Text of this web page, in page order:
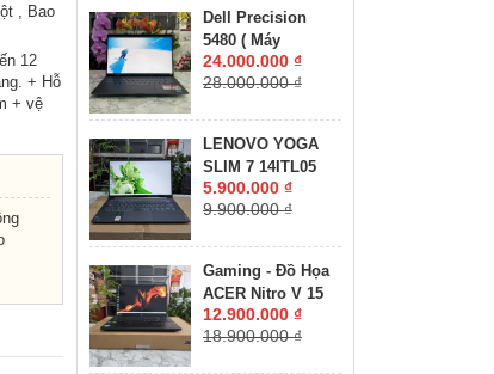
RTX 3070 Ti 8GB
GDDR6 MÀN HÌNH
: 16.0'' Inch
Dell Precision
5480 ( Máy
LikeNew-CHUYÊN
ĐỒ HỌA GIÁ RẺ
512GB RTX A1000
6GB MÀN HÌNH :
14″ FHD IPS 60Hz
24.000.000 ₫
28.000.000 ₫
LENOVO YOGA
SLIM 7 14ITL05
RAM 8GB SSD
512GB MÀN HÌNH :
5.900.000 ₫
9.900.000 ₫
Gaming - Đồ Họa
ACER Nitro V 15
ANV15-41-R2UP
Máy LikeNew-Bảo
12.900.000 ₫
18.900.000 ₫
, Bao
12
+ Hỗ
+ vệ